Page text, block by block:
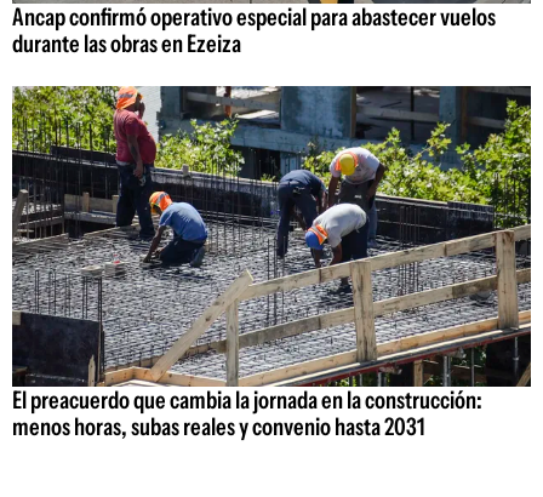
Ancap confirmó operativo especial para abastecer vuelos
durante las obras en Ezeiza
El preacuerdo que cambia la jornada en la construcción:
menos horas, subas reales y convenio hasta 2031